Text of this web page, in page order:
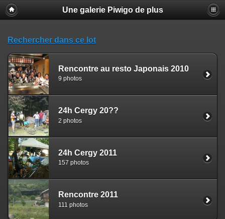
Une galerie Piwigo de plus
Rechercher dans ce lot
Rencontre au resto Japonais 2010
9 photos
24h Cergy 20??
2 photos
24h Cergy 2011
157 photos
Rencontre 2011
111 photos